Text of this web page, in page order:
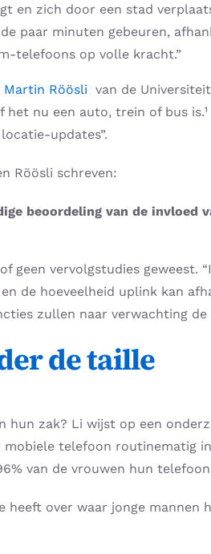
​​en zich door een stad
paar minuten gebeuren,
telefoons op volle kracht.”
Martin Röösli van de
nu een auto, trein of bus
updates”.
Röösli schreven:
beoordeling van de
geen vervolgstudies
de hoeveelheid uplink kan
zullen naar verwachting
de taille
zak? Li wijst op een
telefoon routinematig
van de vrouwen hun
heeft over waar jonge